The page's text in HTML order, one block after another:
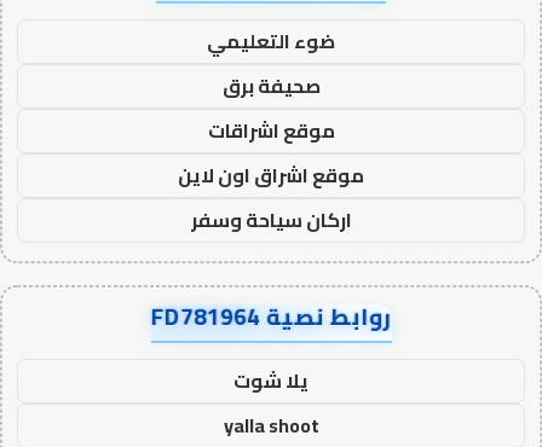
ضوء التعليمي
صحيفة برق
موقع اشراقات
موقع اشراق اون لاين
اركان سياحة وسفر
روابط نصية FD781964
يلا شوت
yalla shoot